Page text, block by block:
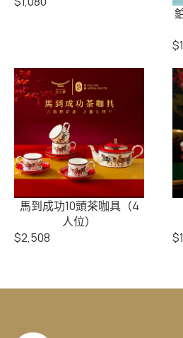
$
馬到成功10頭茶咖具（4
人位）
$2,508
$